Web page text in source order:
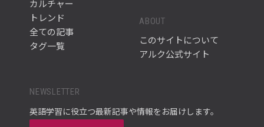
カルチャー
トレンド
全ての記事
タグ一覧
ABOUT
このサイトについて
アルク公式サイト
NEWSLETTER
英語学習に役立つ最新記事や情報をお届けします。